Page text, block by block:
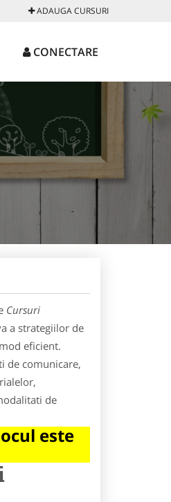
ADAUGA CURSURI
CONECTARE
Cursuri
a strategiilor de
eficient.
de comunicare,
de
este